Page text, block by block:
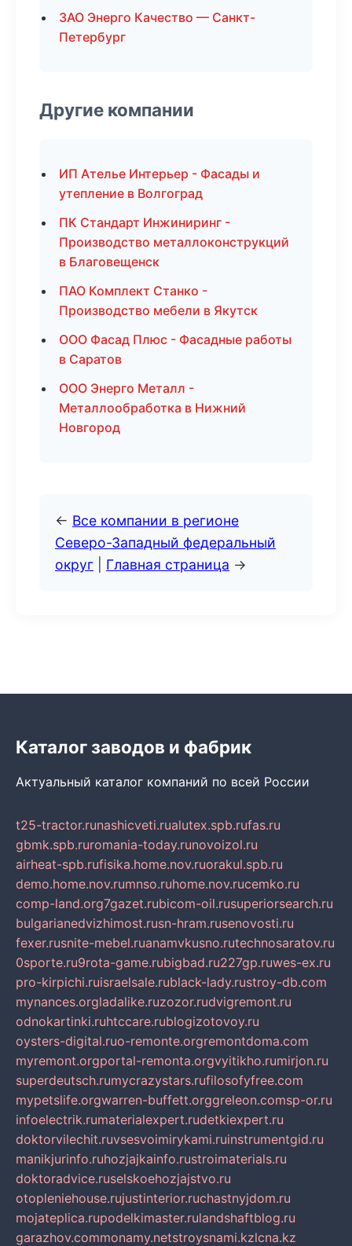
ЗАО Энерго Качество — Санкт-
Петербург
Другие компании
ИП Ателье Интерьер - Фасады и
утепление в Волгоград
ПК Стандарт Инжиниринг -
Производство металлоконструкций
в Благовещенск
ПАО Комплект Станко -
Производство мебели в Якутск
ООО Фасад Плюс - Фасадные работы
в Саратов
ООО Энерго Металл -
Металлообработка в Нижний
Новгород
← Все компании в регионе
Северо-Западный федеральный
округ
Главная страница →
Каталог заводов и фабрик
Актуальный каталог компаний по всей России
t25-tractor.runashicveti.rualutex.spb.rufas.ru
gbmk.spb.ruromania-today.runovoizol.ru
airheat-spb.rufisika.home.nov.ruorakul.spb.ru
demo.home.nov.rumnso.ruhome.nov.rucemko.ru
comp-land.org7gazet.rubicom-oil.rusuperiorsearch.ru
bulgarianedvizhimost.rusn-hram.rusenovosti.ru
fexer.rusnite-mebel.ruanamvkusno.rutechnosaratov.ru
0sporte.ru9rota-game.rubigbad.ru227gp.ruwes-ex.ru
pro-kirpichi.ruisraelsale.rublack-lady.rustroy-db.com
mynances.orgladalike.ruzozor.rudvigremont.ru
odnokartinki.ruhtccare.rublogizotovoy.ru
oysters-digital.ruo-remonte.orgremontdoma.com
myremont.orgportal-remonta.orgvyitikho.rumirjon.ru
superdeutsch.rumycrazystars.rufilosofyfree.com
mypetslife.orgwarren-buffett.orggreleon.comsp-or.ru
infoelectrik.rumaterialexpert.rudetkiexpert.ru
doktorvilechit.ruvsesvoimirykami.ruinstrumentgid.ru
manikjurinfo.ruhozjajkainfo.rustroimaterials.ru
doktoradvice.ruselskoehozjajstvo.ru
otopleniehouse.rujustinterior.ruchastnyjdom.ru
mojateplica.rupodelkimaster.rulandshaftblog.ru
garazhov.commonamy.netstroysnami.kzlcna.kz